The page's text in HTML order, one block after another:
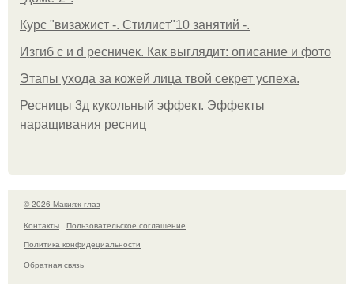
Курс "визажист -. Стилист"10 занятий -.
Изгиб c и d ресничек. Как выглядит: описание и фото
Этапы ухода за кожей лица твой секрет успеха.
Ресницы 3д кукольный эффект. Эффекты
наращивания ресниц
© 2026 Макияж глаз
Контакты
Пользовательское соглашение
Политика конфидециальности
Обратная связь